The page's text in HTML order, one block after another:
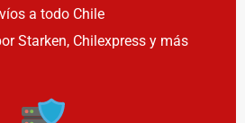
a todo Chile
Starken, Chilexpress y más